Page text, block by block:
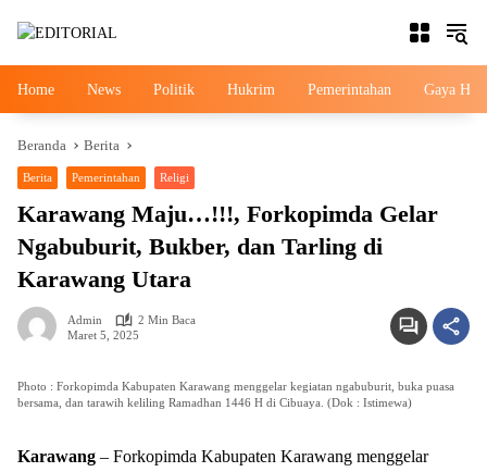
Home News Politik Hukrim Pemerintahan Gaya
Beranda Berita
Berita Pemerintahan Religi
Karawang Maju…!!!, Forkopimda Gelar
Ngabuburit, Bukber, dan Tarling di
Karawang Utara
Admin
2 Min Baca
Maret 5, 2025
Photo : Forkopimda Kabupaten Karawang menggelar kegiatan ngabuburit, buka puasa
bersama, dan tarawih keliling Ramadhan 1446 H di Cibuaya. (Dok : Istimewa)
Karawang – Forkopimda Kabupaten Karawang menggelar